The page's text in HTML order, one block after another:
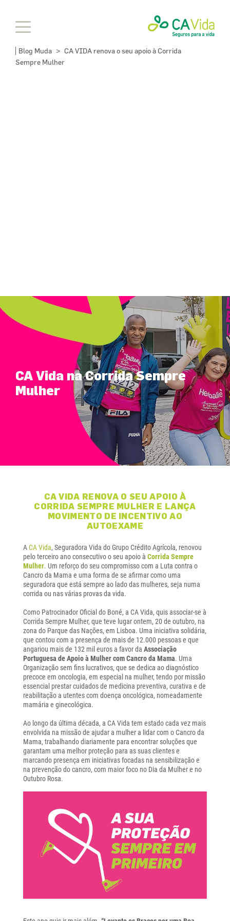
Blog Muda > CA VIDA renova o seu apoio à Corrida
Sempre Mulher
CA Vida na Corrida Sempre
Mulher
CA VIDA RENOVA O SEU APOIO À
CORRIDA SEMPRE MULHER E LANÇA
MOVIMENTO DE INCENTIVO AO
AUTOEXAME
ACA Vida, Seguradora Vida do Grupo Crédito Agrícola, renovou
pelo terceiro ano consecutivo o seu apoio à Corrida Sempre
Mulher. Um reforço do seu compromisso com a Luta contra o
Cancro da Mama e uma forma de se afirmar como uma
seguradora que está sempre ao lado das mulheres, seja numa
corrida ou nas várias provas da vida.
Como Patrocinador Oficial do Boné, a CA Vida, quis associar-se à
Corrida Sempre Mulher, que teve lugar ontem, 20 de outubro, na
zona do Parque das Nações, em Lisboa. Uma iniciativa solidária,
que contou com a presença de mais de 12.000 pessoas e que
angariou mais de 132 mil euros a favor da Associação
Portuguesa de Apoio à Mulher com Cancro da Mama. Uma
Organização sem fins lucrativos, que se dedica ao diagnóstico
precoce em oncologia, em especial na mulher, tendo por missão
essencial prestar cuidados de medicina preventiva, curativa e de
reabilitação a utentes com doença oncológica, nomeadamente
mamária e ginecológica.
Ao longo da última década, a CA Vida tem estado cada vez mais
envolvida na missão de ajudar a mulher a lidar com o Cancro da
Mama, trabalhando diariamente para encontrar soluções que
garantam uma melhor proteção para as suas clientes e
marcando presença em iniciativas focadas na sensibilização e
na prevenção do cancro, com maior foco no Dia da Mulher e no
Outubro Rosa.